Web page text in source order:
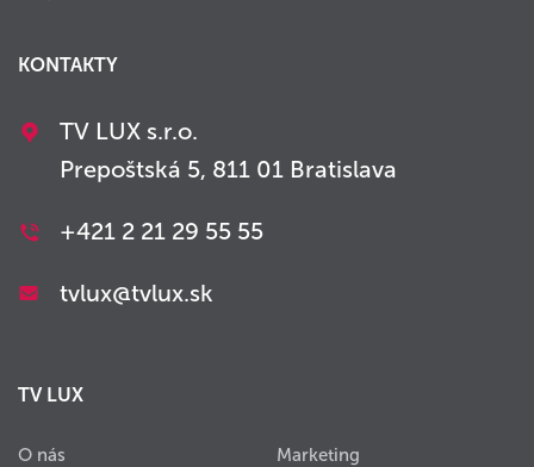
KONTAKTY
TV LUX s.r.o.
Prepoštská 5, 811 01 Bratislava
+421 2 21 29 55 55
tvlux@tvlux.sk
TV LUX
O nás Marketing